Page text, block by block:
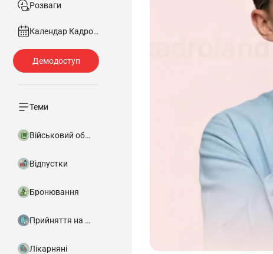
Розваги
Календар Кадровика
Теми
Військовий облік
Відпустки
Бронювання
Прийняття на роботу
Лікарняні